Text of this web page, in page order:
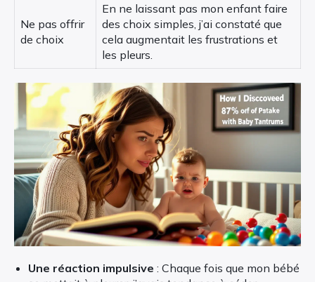
Ne pas offrir
de choix
En ne laissant pas mon enfant faire
des choix simples, j’ai constaté que
cela augmentait les frustrations et
les pleurs.
Une réaction impulsive : Chaque fois que mon bébé